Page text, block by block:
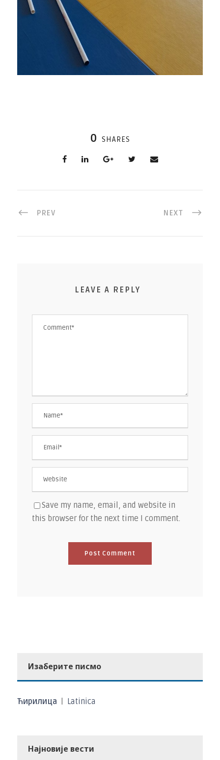
0 SHARES
PREV NEXT
LEAVE A REPLY
Save my name, email, and website in
this browser for the next time I comment.
Изаберите писмо
Ћирилица Latinica
Најновије вести